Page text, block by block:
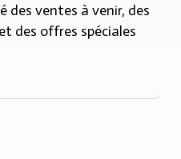
des ventes à venir, des
des offres spéciales